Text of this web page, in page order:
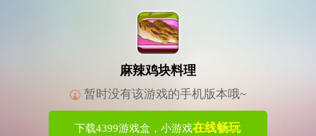
麻辣鸡块料理
暂时没有该游戏的手机版本哦~
下载4399游戏盒，小游戏在线畅玩